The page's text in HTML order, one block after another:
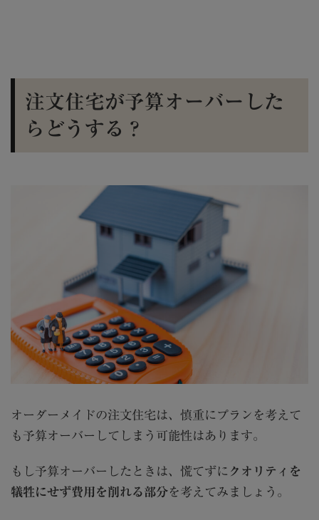
注文住宅が予算オーバーした
らどうする？
オーダーメイドの注文住宅は、慎重にプランを考えて
も予算オーバーしてしまう可能性はあります。
もし予算オーバーしたときは、慌てずに クオリティを
犠牲にせず費用を削れる部分を考えてみましょう。